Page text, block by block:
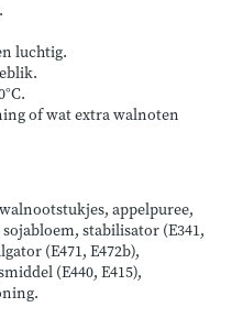
luchtig.
of wat extra walnoten
appelpuree,
stabilisator (E341,
(E471, E472b),
(E440, E415),